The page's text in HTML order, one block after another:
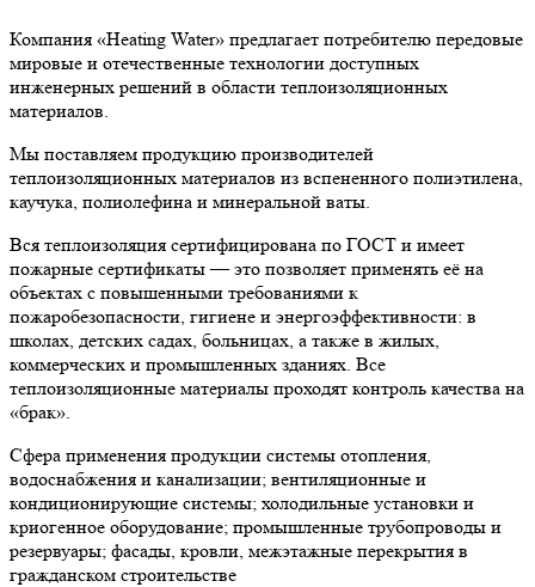
Компания «Heating Water» предлагает потребителю передовые
мировые и отечественные технологии доступных
инженерных решений в области теплоизоляционных
материалов.
Мы поставляем продукцию производителей
теплоизоляционных материалов из вспененного полиэтилена,
каучука, полиолефина и минеральной ваты.
Вся теплоизоляция сертифицирована по ГОСТ и имеет
пожарные сертификаты — это позволяет применять её на
объектах с повышенными требованиями к
пожаробезопасности, гигиене и энергоэффективности: в
школах, детских садах, больницах, а также в жилых,
коммерческих и промышленных зданиях. Все
теплоизоляционные материалы проходят контроль качества на
«брак».
Сфера применения продукции системы отопления,
водоснабжения и канализации; вентиляционные и
кондиционирующие системы; холодильные установки и
криогенное оборудование; промышленные трубопроводы и
резервуары; фасады, кровли, межэтажные перекрытия в
гражданском строительстве